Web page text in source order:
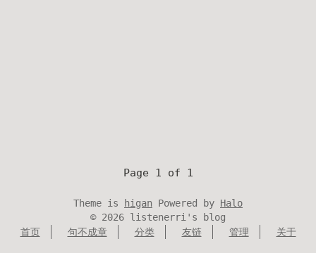
Page 1 of 1
Theme is higan Powered by Halo
© 2026 listenerri's blog
首页
句不成章 分类 友链 管理 关于